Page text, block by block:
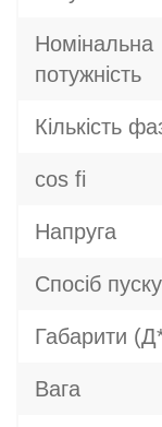
Номінальна
потужність
Кількість
cos fi
Напруга
Спосіб пуску
Габарити
Вага